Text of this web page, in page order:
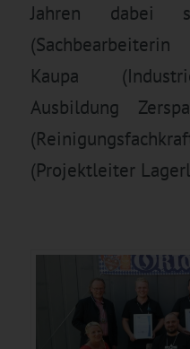
Jahren dabei
(Sachbearbeiterin
Kaupa
Ausbildung
(Projektleiter